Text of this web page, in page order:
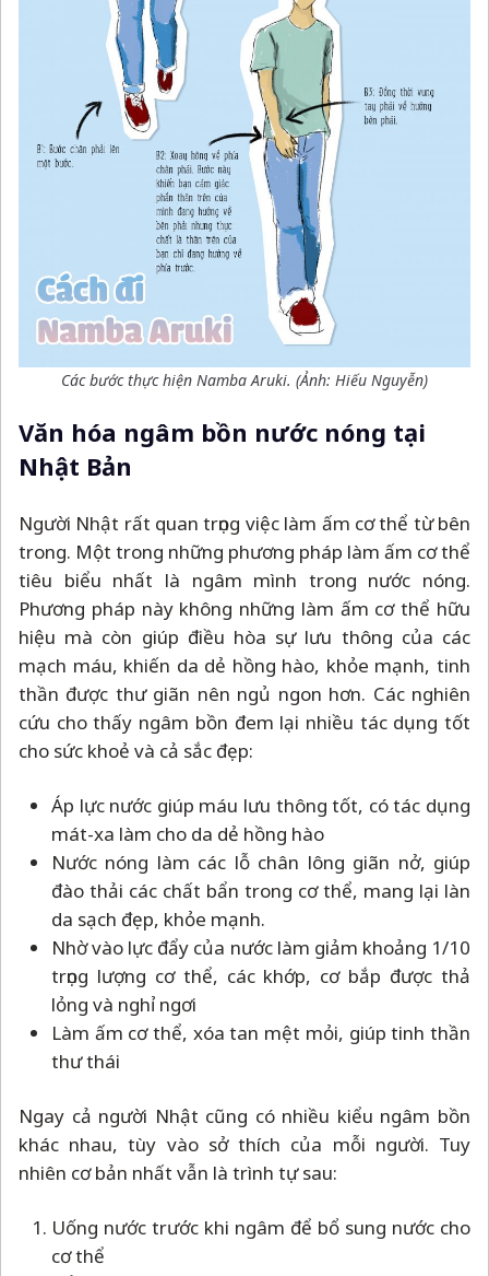
Các bước thực hiện Namba Aruki. (Ảnh: Hiếu Nguyễn)
Văn hóa ngâm bồn nước nóng tại
Nhật Bản
Người Nhật rất quan trọng việc làm ấm cơ thể từ bên
trong. Một trong những phương pháp làm ấm cơ thể
tiêu biểu nhất là ngâm mình trong nước nóng.
Phương pháp này không những làm ấm cơ thể hữu
hiệu mà còn giúp điều hòa sự lưu thông của các
mạch máu, khiến da dẻ hồng hào, khỏe mạnh, tinh
thần được thư giãn nên ngủ ngon hơn. Các nghiên
cứu cho thấy ngâm bồn đem lại nhiều tác dụng tốt
cho sức khoẻ và cả sắc đẹp:
Áp lực nước giúp máu lưu thông tốt, có tác dụng
mát-xa làm cho da dẻ hồng hào
Nước nóng làm các lỗ chân lông giãn nở, giúp
đào thải các chất bẩn trong cơ thể, mang lại làn
da sạch đẹp, khỏe mạnh.
Nhờ vào lực đẩy của nước làm giảm khoảng 1/10
trọng lượng cơ thể, các khớp, cơ bắp được thả
lỏng và nghỉ ngơi
Làm ấm cơ thể, xóa tan mệt mỏi, giúp tinh thần
thư thái
Ngay cả người Nhật cũng có nhiều kiểu ngâm bồn
khác nhau, tùy vào sở thích của mỗi người. Tuy
nhiên cơ bản nhất vẫn là trình tự sau:
Uống nước trước khi ngâm để bổ sung nước cho
cơ thể